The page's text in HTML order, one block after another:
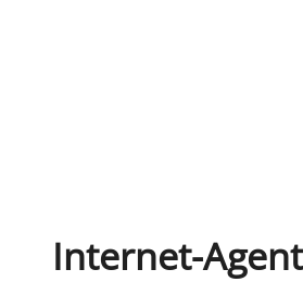
Internet-